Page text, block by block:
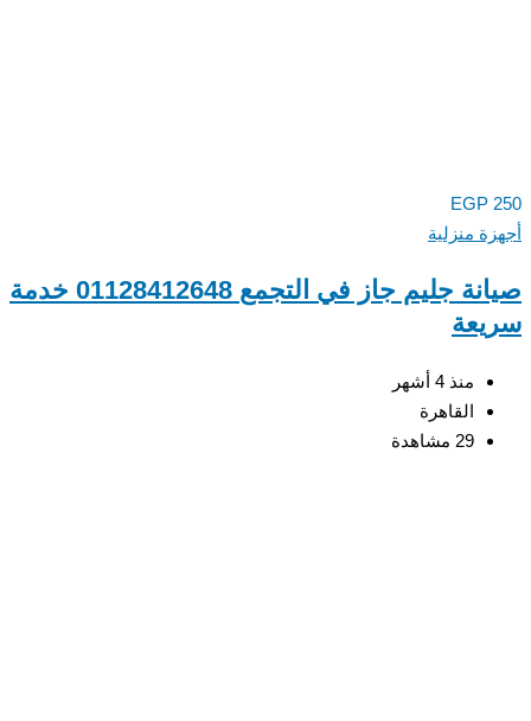
EGP 250
أجهزة منزلية
صيانة جليم جاز في التجمع 01128412648 خدمة
سريعة
منذ 4 أشهر
القاهرة
29 مشاهدة